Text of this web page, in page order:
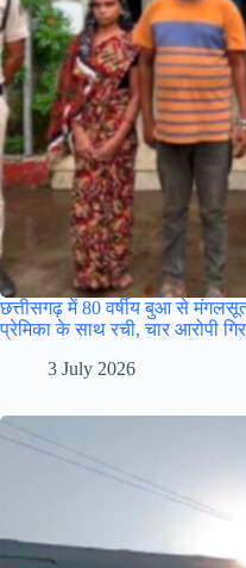
छत्तीसगढ़ में 80 वर्षीय बुआ से
प्रेमिका के साथ रची, चार आरोपी
3 July 2026